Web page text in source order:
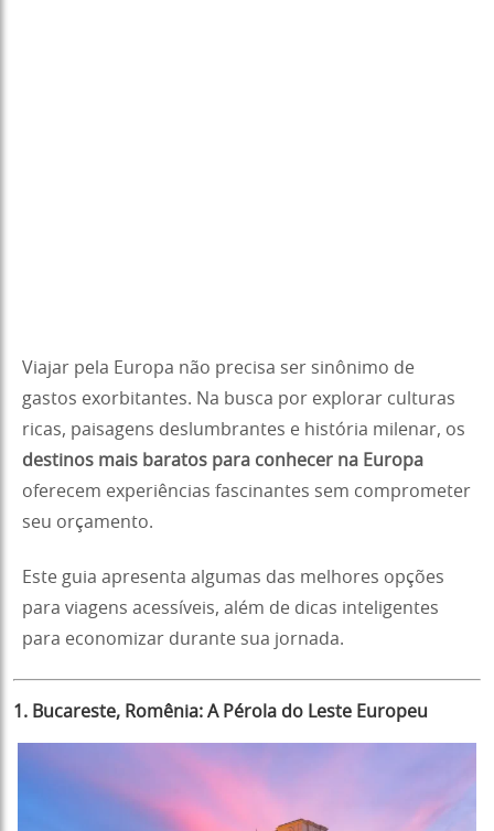
Viajar pela Europa não precisa ser sinônimo de
gastos exorbitantes. Na busca por explorar culturas
ricas, paisagens deslumbrantes e história milenar, os
destinos mais baratos para conhecer na Europa
oferecem experiências fascinantes sem comprometer
seu orçamento.
Este guia apresenta algumas das melhores opções
para viagens acessíveis, além de dicas inteligentes
para economizar durante sua jornada.
1. Bucareste, Romênia: A Pérola do Leste Europeu